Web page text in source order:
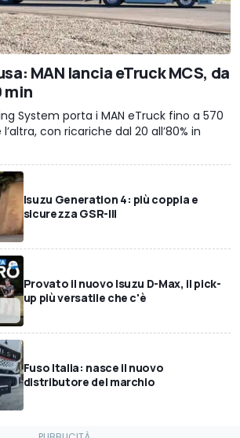
MAN lancia eTruck MCS, da
min
System porta i MAN eTruck fino a 570
con ricariche dal 20 all’80% in
Isuzu Generation 4: più coppia e
sicurezza GSR-III
Provato il nuovo Isuzu D-Max, il pick-
up più versatile che c'è
Fuso Italia: nasce il nuovo
distributore del marchio